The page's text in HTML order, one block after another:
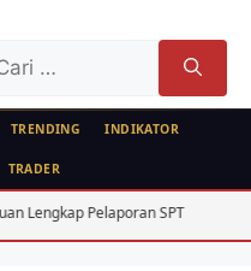
TRENDING INDIKATOR
TRADER
Pelaporan SPT 15 Saham